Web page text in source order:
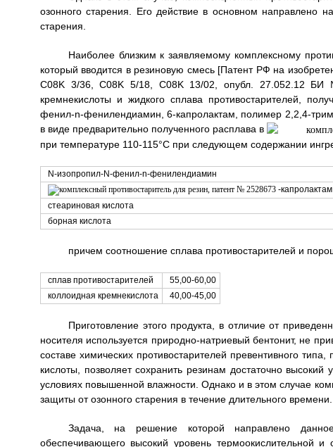
озонного старения. Его действие в основном направлено
старения.
Наиболее близким к заявляемому комплексному
который вводится в резиновую смесь [Патент РФ на
C08K 3/36, C08K 5/18, C08K 13/02, опубл. 27.052.12 БИ
кремнекислоты и жидкого сплава противостарителей,
фенил-n-фенилендиамин, 6-капролактам, полимер 2,2,4-
в виде предварительно полученного расплава в
при температуре 110-115°C при следующем содержании
N-изопропил-N-фенил-n-фенилендиамин
-капролактам
стеариновая кислота
борная кислота
причем соотношение сплава противостарителей и
сплав противостарителей
55,00-60,00
коллоидная кремнекислота
40,00-45,00
Приготовление этого продукта, в отличие от
носителя используется природно-натриевый бентонит, не
составе химических противостарителей превентивного
кислоты, позволяет сохранить резинам достаточно
условиях повышенной влажности. Однако и в этом случае
защиты от озонного старения в течение длительного времени.
Задача, на решение которой направлено данное
обеспечивающего высокий уровень термоокислительной